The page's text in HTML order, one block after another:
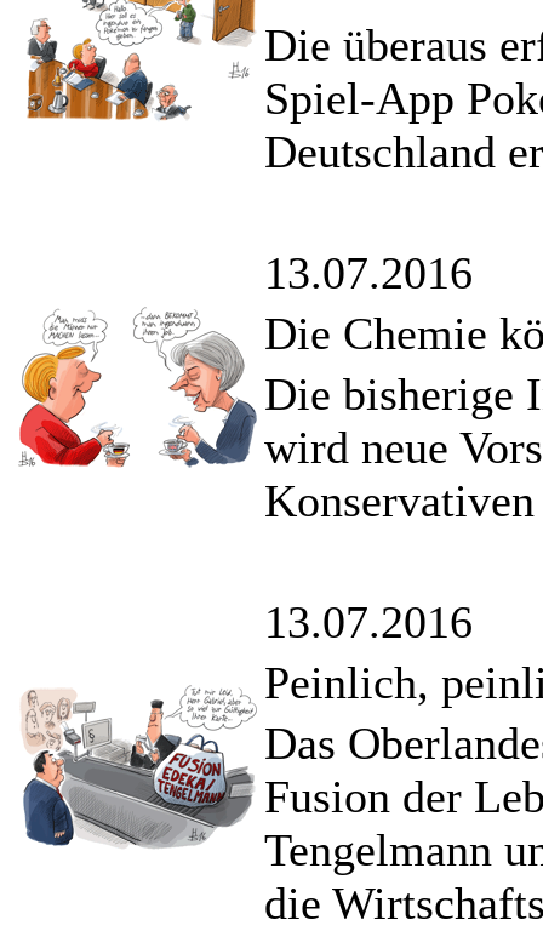
Die überaus
Spiel-App
Deutschland
13.07.2016
Die Chemie
Die bisherige
wird neue
13.07.2016
Peinlich,
Das
Fusion der
Tengelmann
die